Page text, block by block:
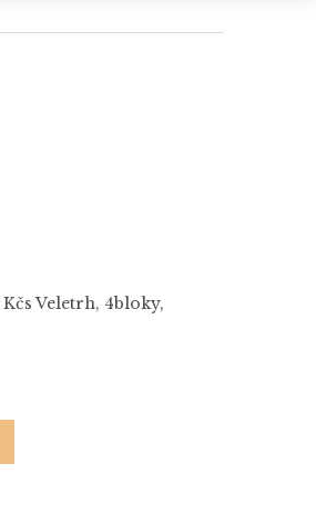
Veletrh, 4bloky,